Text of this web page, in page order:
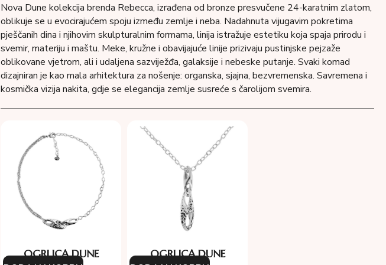
Nova Dune kolekcija brenda Rebecca, izrađena od bronze presvučene 24-karatnim zlatom,
oblikuje se u evocirajućem spoju između zemlje i neba. Nadahnuta vijugavim pokretima
pješčanih dina i njihovim skulpturalnim formama, linija istražuje estetiku koja spaja prirodu i
svemir, materiju i maštu. Meke, kružne i obavijajuće linije prizivaju pustinjske pejzaže
oblikovane vjetrom, ali i udaljena sazviježđa, galaksije i nebeske putanje. Svaki komad
dizajniran je kao mala arhitektura za nošenje: organska, sjajna, bezvremenska. Savremena i
kosmička vizija nakita, gdje se elegancija zemlje susreće s čarolijom svemira.
OGRLICA DUNE OGRLICA DUNE